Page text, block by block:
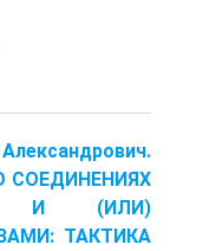
СОЕДИНЕНИЯХ
И (ИЛИ)
ТАКТИКА